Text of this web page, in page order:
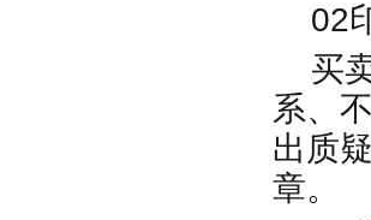
02
买卖
系、
出质
章。